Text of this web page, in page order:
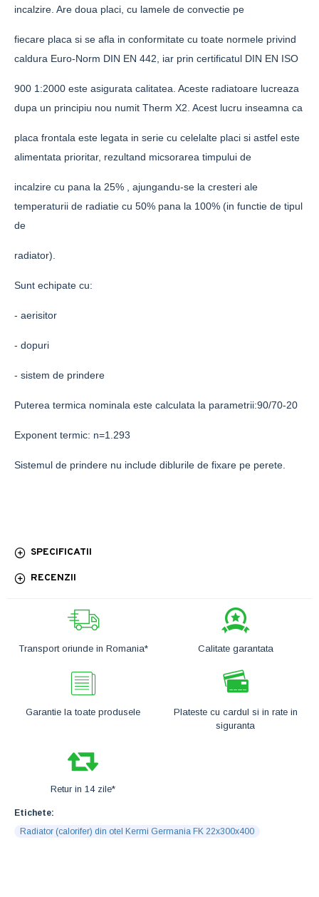
Transport oriunde in Romania* Calitate garantata
Garantie la toate produsele
Plateste cu cardul si in rate in
siguranta
Retur in 14 zile*
incalzire. Are doua placi, cu lamele de convectie pe
fiecare placa si se afla in conformitate cu toate normele privind
caldura Euro-Norm DIN EN 442, iar prin certificatul DIN EN ISO
900 1:2000 este asigurata calitatea. Aceste radiatoare lucreaza
dupa un principiu nou numit Therm X2. Acest lucru inseamna ca
placa frontala este legata in serie cu celelalte placi si astfel este
alimentata prioritar, rezultand micsorarea timpului de
incalzire cu pana la 25% , ajungandu-se la cresteri ale
temperaturii de radiatie cu 50% pana la 100% (in functie de tipul
de
radiator).
Sunt echipate cu:
- aerisitor
- dopuri
- sistem de prindere
Puterea termica nominala este calculata la parametrii:90/70-20
Exponent termic: n=1.293
Sistemul de prindere nu include diblurile de fixare pe perete.
SPECIFICATII
RECENZII
Etichete:
Radiator (calorifer) din otel Kermi Germania FK 22x300x400